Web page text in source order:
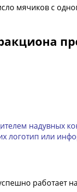
мячиков с
надувных
логотип или
работает